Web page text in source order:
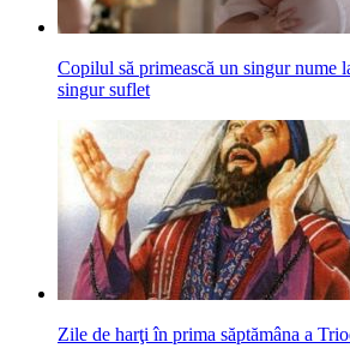
Copilul să primească un singur nume
singur suflet
Zile de harţi în prima săptămâna a